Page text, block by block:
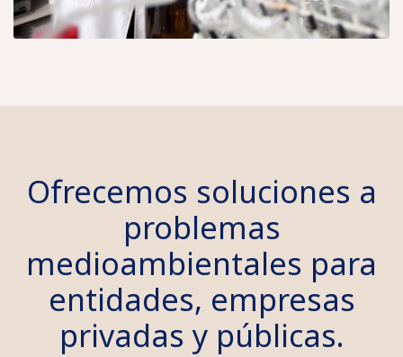
Ofrecemos soluciones a
problemas
medioambientales para
entidades, empresas
privadas y públicas.